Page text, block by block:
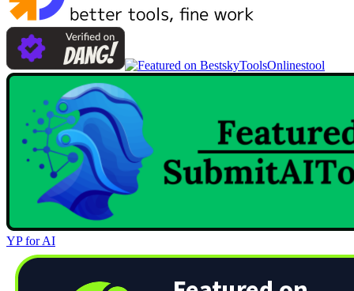
Onlinestool
YP for AI